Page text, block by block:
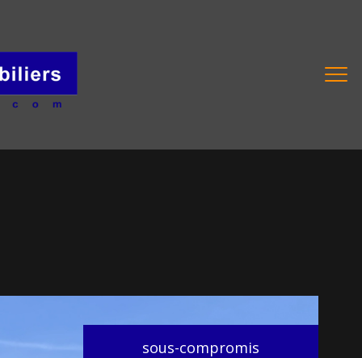
sous-compromis